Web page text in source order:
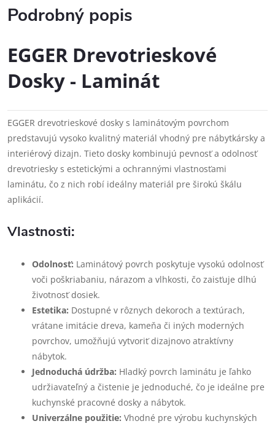
Podrobný popis
EGGER Drevotrieskové
Dosky - Laminát
EGGER drevotrieskové dosky s laminátovým povrchom
predstavujú vysoko kvalitný materiál vhodný pre nábytkársky a
interiérový dizajn. Tieto dosky kombinujú pevnosť a odolnosť
drevotriesky s estetickými a ochrannými vlastnosťami
laminátu, čo z nich robí ideálny materiál pre širokú škálu
aplikácií.
Vlastnosti:
Odolnosť: Laminátový povrch poskytuje vysokú odolnosť
voči poškriabaniu, nárazom a vlhkosti, čo zaisťuje dlhú
životnosť dosiek.
Estetika: Dostupné v rôznych dekoroch a textúrach,
vrátane imitácie dreva, kameňa či iných moderných
povrchov, umožňujú vytvoriť dizajnovo atraktívny
nábytok.
Jednoduchá údržba: Hladký povrch laminátu je ľahko
udržiavateľný a čistenie je jednoduché, čo je ideálne pre
kuchynské pracovné dosky a nábytok.
Univerzálne použitie: Vhodné pre výrobu kuchynských